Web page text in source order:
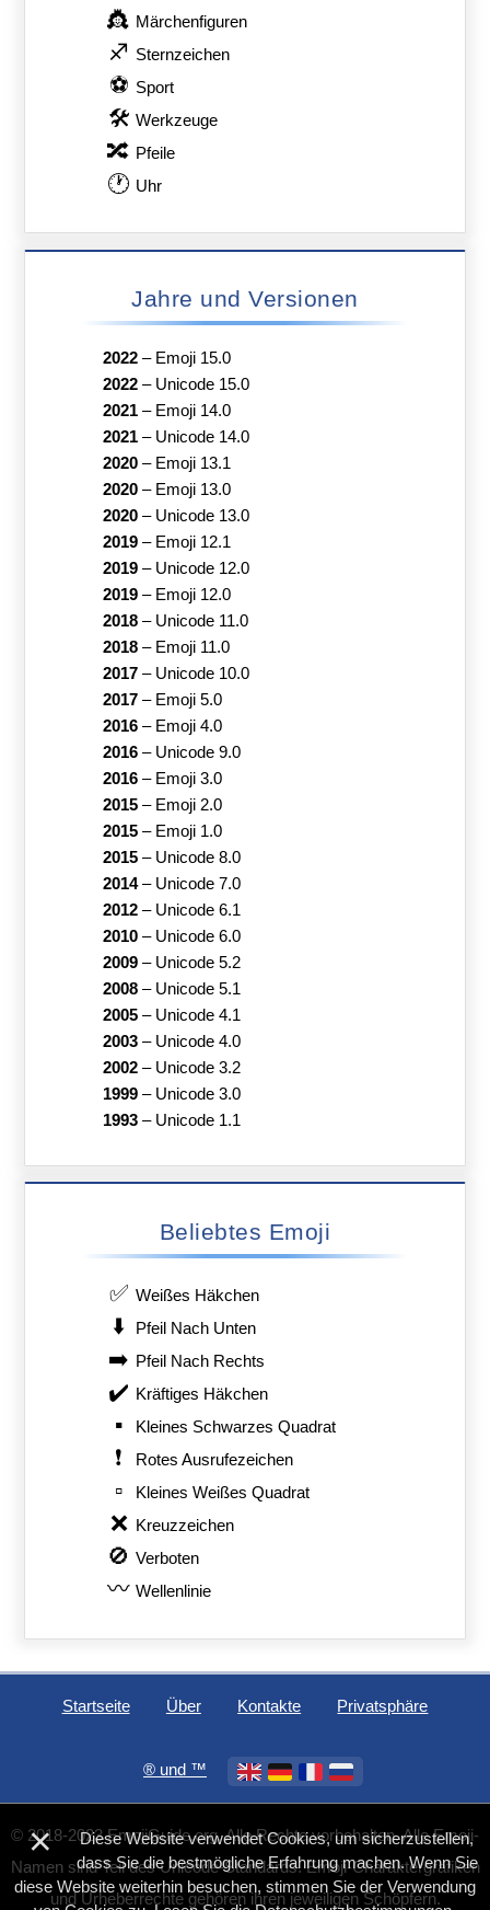
👸 Märchenfiguren
♐ Sternzeichen
⚽ Sport
🛠 Werkzeuge
🔀 Pfeile
🕐 Uhr
Jahre und Versionen
2022– Emoji 15.0
2022– Unicode 15.0
2021– Emoji 14.0
2021– Unicode 14.0
2020– Emoji 13.1
2020– Emoji 13.0
2020– Unicode 13.0
2019– Emoji 12.1
2019– Unicode 12.0
2019– Emoji 12.0
2018– Unicode 11.0
2018– Emoji 11.0
2017– Unicode 10.0
2017– Emoji 5.0
2016– Emoji 4.0
2016– Unicode 9.0
2016– Emoji 3.0
2015– Emoji 2.0
2015– Emoji 1.0
2015– Unicode 8.0
2014– Unicode 7.0
2012– Unicode 6.1
2010– Unicode 6.0
2009– Unicode 5.2
2008– Unicode 5.1
2005– Unicode 4.1
2003– Unicode 4.0
2002– Unicode 3.2
1999– Unicode 3.0
1993– Unicode 1.1
Beliebtes Emoji
✅ Weißes Häkchen
⬇️ Pfeil Nach Unten
➡️ Pfeil Nach Rechts
✔️ Kräftiges Häkchen
▪️ Kleines Schwarzes Quadrat
❗ Rotes Ausrufezeichen
▫️ Kleines Weißes Quadrat
❌ Kreuzzeichen
🚫 Verboten
〰️ Wellenlinie
Startseite Über Kontakte Privatsphäre
®️ und ™
© 2018-2023 EmojiGuide.org. Alle Rechte vorbehalten. Alle Emoji-
Namen sind Teil des Unicode-Standards. Emoji-Charaktergrafiken
und Urheberrechte gehören ihren jeweiligen Schöpfern.
×
Diese Website verwendet Cookies, um sicherzustellen,
dass Sie die bestmögliche Erfahrung machen. Wenn Sie
diese Website weiterhin besuchen, stimmen Sie der Verwendung